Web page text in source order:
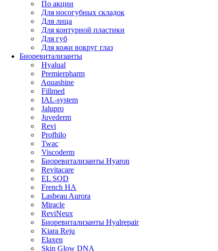
По акции
Для носогубных складок
Для лица
Для контурной пластики
Для губ
Для кожи вокруг глаз
Биоревитализанты
Hyalual
Premierpharm
Aquashine
Fillmed
IAL-system
Jalupro
Juvederm
Revi
Profhilo
Twac
Viscoderm
Биоревитализанты Hyaron
Revitacare
EL SOD
French HA
Lasbeau Aurora
Miracle
ReviNeux
Биоревитализанты Hyalrepair
Kiara Reju
Elaxen
Skin Glow DNA